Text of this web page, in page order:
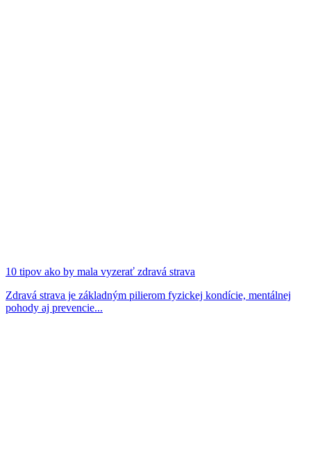
10 tipov ako by mala vyzerať zdravá strava
Zdravá strava je základným pilierom fyzickej kondície, mentálnej
pohody aj prevencie...